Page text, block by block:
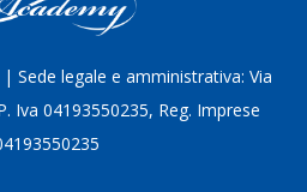
| Sede legale e amministrativa: Via
Iva 04193550235, Reg. Imprese